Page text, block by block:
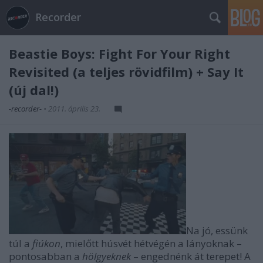
Recorder
Beastie Boys: Fight For Your Right
Revisited (a teljes rövidfilm) + Say It
(új dal!)
-recorder- • 2011. április 23.
Na jó, essünk
túl a fiúkon, mielőtt húsvét hétvégén a lányoknak –
pontosabban a hölgyeknek – engednénk át terepet! A